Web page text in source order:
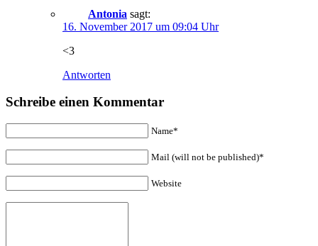
Antonia sagt:
16. November 2017 um 09:04 Uhr
<3
Antworten
Schreibe einen Kommentar
Name*
Mail (will not be published)*
Website